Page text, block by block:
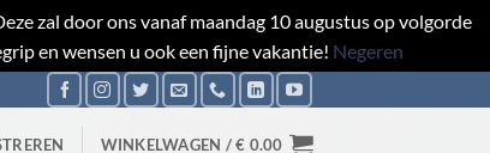
zal door ons vanaf maandag 10 augustus op volgorde
en wensen u ook een fijne vakantie! Negeren
WINKELWAGEN /€ 0.00